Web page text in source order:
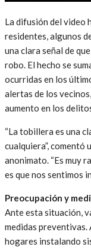
La difusión del video
residentes, algunos
una clara señal de
robo. El hecho se
ocurridas en los
alertas de los
aumento en los
“La tobillera es una
cualquiera”, comentó
anonimato. “Es muy
es que nos sentimos
Preocupación y
Ante esta situación,
medidas preventivas.
hogares instalando